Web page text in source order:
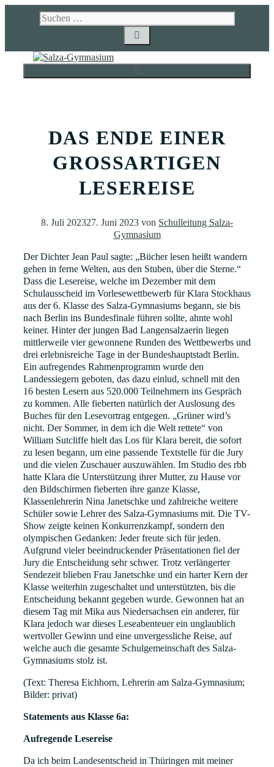
Suchen
nach:
DAS ENDE EINER
GROSSARTIGEN L
ESEREISE
8. Juli 202327. Juni 2023 von Schulleitung Salza-
Gymnasium
Der Dichter Jean Paul sagte: „Bücher lesen heißt wandern
gehen in ferne Welten, aus den Stuben, über die Sterne.“
Dass die Lesereise, welche im Dezember mit dem
Schulausscheid im Vorlesewettbewerb für Klara Stockhaus
aus der 6. Klasse des Salza-Gymnasiums begann, sie bis
nach Berlin ins Bundesfinale führen sollte, ahnte wohl
keiner. Hinter der jungen Bad Langensalzaerin liegen
mittlerweile vier gewonnene Runden des Wettbewerbs und
drei erlebnisreiche Tage in der Bundeshauptstadt Berlin.
Ein aufregendes Rahmenprogramm wurde den
Landessiegern geboten, das dazu einlud, schnell mit den
16 besten Lesern aus 520.000 Teilnehmern ins Gespräch
zu kommen. Alle fieberten natürlich der Auslosung des
Buches für den Lesevortrag entgegen. „Grüner wird’s
nicht. Der Sommer, in dem ich die Welt rettete“ von
William Sutcliffe hielt das Los für Klara bereit, die sofort
zu lesen begann, um eine passende Textstelle für die Jury
und die vielen Zuschauer auszuwählen. Im Studio des rbb
hatte Klara die Unterstützung ihrer Mutter, zu Hause vor
den Bildschirmen fieberten ihre ganze Klasse,
Klassenlehrerin Nina Janetschke und zahlreiche weitere
Schüler sowie Lehrer des Salza-Gymnasiums mit. Die TV-
Show zeigte keinen Konkurrenzkampf, sondern den
olympischen Gedanken: Jeder freute sich für jeden.
Aufgrund vieler beeindruckender Präsentationen fiel der
Jury die Entscheidung sehr schwer. Trotz verlängerter
Sendezeit blieben Frau Janetschke und ein harter Kern der
Klasse weiterhin zugeschaltet und unterstützten, bis die
Entscheidung bekannt gegeben wurde. Gewonnen hat an
diesem Tag mit Mika aus Niedersachsen ein anderer, für
Klara jedoch war dieses Leseabenteuer ein unglaublich
wertvoller Gewinn und eine unvergessliche Reise, auf
welche auch die gesamte Schulgemeinschaft des Salza-
Gymnasiums stolz ist.
(Text: Theresa Eichhorn, Lehrerin am Salza-Gymnasium;
Bilder: privat)
Statements aus Klasse 6a:
Aufregende Lesereise
Da ich beim Landesentscheid in Thüringen mit meiner